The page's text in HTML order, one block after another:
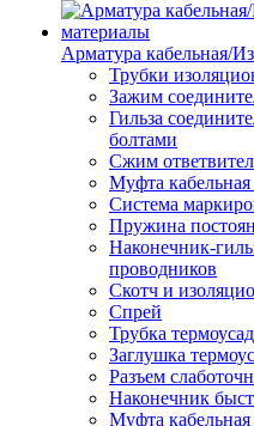
Арматура кабельная/
Трубки
Зажим
Гильза
болтами
Сжим
Муфта кабельная
Система
Пружина
Наконечник-
проводников
Скотч и
Спрей
Трубка
Заглушка
Разъем
Наконечник
Муфта кабельная